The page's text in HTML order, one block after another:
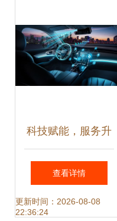
科技赋能，服务升
级 构建一站式汽车
与通讯集成服务新
查看详情
更新时间：2026-08-08
22:36:24